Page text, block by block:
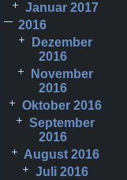
Januar 2017
2016
Dezember
2016
November
2016
Oktober 2016
September
2016
August 2016
Juli 2016